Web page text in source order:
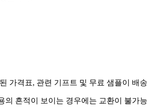
가격표, 관련 기프트 및 무료 샘플이 배
흔적이 보이는 경우에는 교환이 불가